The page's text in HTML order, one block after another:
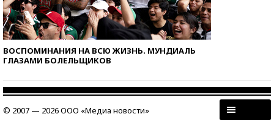
ВОСПОМИНАНИЯ НА ВСЮ ЖИЗНЬ. МУНДИАЛЬ
ГЛАЗАМИ БОЛЕЛЬЩИКОВ
© 2007 — 2026 ООО «Медиа новости»